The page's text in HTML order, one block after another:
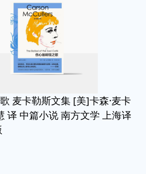
麦卡勒斯文集 [美]卡森·麦卡
译 中篇小说 南方文学 上海译